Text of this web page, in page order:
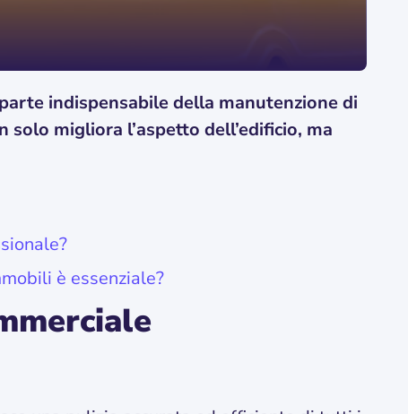
indispensabile della manutenzione di
migliora l’aspetto dell’edificio, ma
è essenziale?